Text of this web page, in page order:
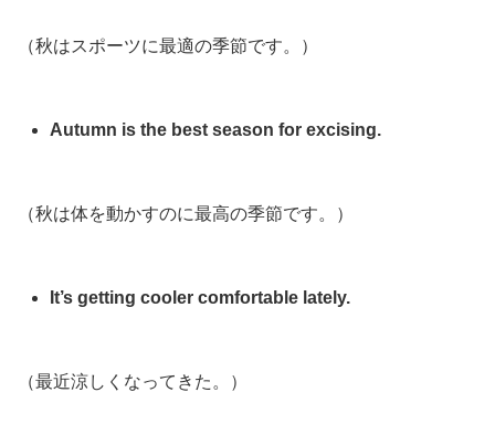
（秋はスポーツに最適の季節です。）
Autumn is the best season for excising.
（秋は体を動かすのに最高の季節です。）
It’s getting cooler comfortable lately.
（最近涼しくなってきた。）